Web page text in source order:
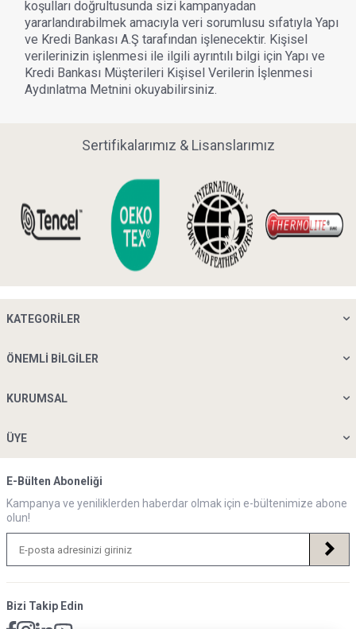
koşulları doğrultusunda sizi kampanyadan
yararlandırabilmek amacıyla veri sorumlusu sıfatıyla Yapı
ve Kredi Bankası A.Ş tarafından işlenecektir. Kişisel
verilerinizin işlenmesi ile ilgili ayrıntılı bilgi için Yapı ve
Kredi Bankası Müşterileri Kişisel Verilerin İşlenmesi
Aydınlatma Metnini okuyabilirsiniz.
Sertifikalarımız & Lisanslarımız
KATEGORILER
ÖNEMLI BILGILER
KURUMSAL
ÜYE
E-Bülten Aboneliği
Kampanya ve yeniliklerden haberdar olmak için e-bültenimize abone
olun!
Bizi Takip Edin